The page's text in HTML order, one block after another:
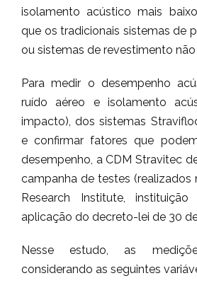
isolamento acústico mais
que os tradicionais sistemas de
ou sistemas de revestimento
Para medir o desempenho
ruído aéreo e isolamento
impacto), dos sistemas
e confirmar fatores que
desempenho, a CDM Stravitec
campanha de testes (realizados
Research Institute,
aplicação do decreto-lei de 30
Nesse estudo, as
considerando as seguintes